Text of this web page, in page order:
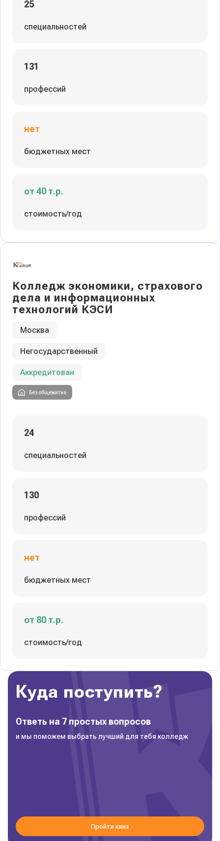
25
специальностей
131
профессий
нет
бюджетных мест
от 40 т.р.
стоимость/год
Колледж экономики, страхового
дела и информационных
технологий КЭСИ
Москва
Негосударственный
Аккредитован
Без общежития
24
специальностей
130
профессий
нет
бюджетных мест
от 80 т.р.
стоимость/год
Куда поступить?
Ответь на 7 простых вопросов
и мы поможем выбрать лучший для тебя колледж
Пройти квиз